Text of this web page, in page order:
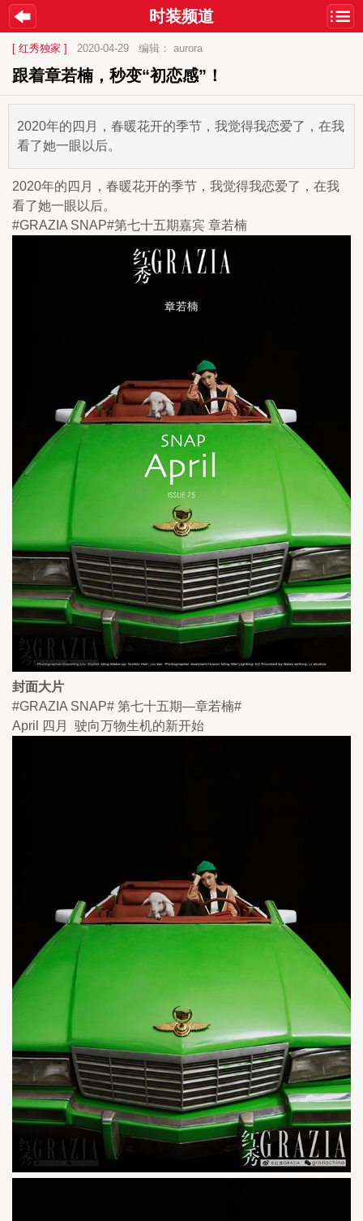
时装频道
[ 红秀独家 ] 2020-04-29 编辑： aurora
跟着章若楠，秒变“初恋感”！
2020年的四月，春暖花开的季节，我觉得我恋爱了，在我
看了她一眼以后。
2020年的四月，春暖花开的季节，我觉得我恋爱了，在我
看了她一眼以后。
#GRAZIA SNAP#第七十五期嘉宾 章若楠
封面大片
#GRAZIA SNAP# 第七十五期—章若楠#
April 四月  驶向万物生机的新开始